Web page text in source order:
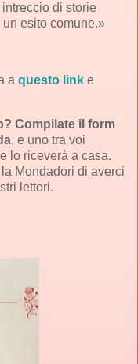
di storie
esito comune.»
a questo link e
Compilate il form
, e uno tra voi
lo riceverà a casa.
Mondadori di averci
lettori.